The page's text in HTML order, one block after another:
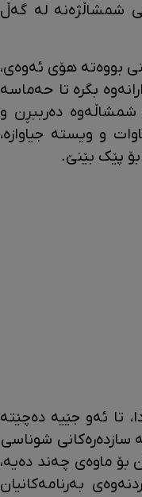
شمشاڵژەنە لە گەڵ
بووەتە هۆی ئەوەی،
بگرە تا حەماسە
شمشاڵەوە دەرببڕن و
و ویستە جیاوازە،
بۆ پێک بێنێ.
تا ئەو جێیە دەچێتە
شوناسی
بۆ ماوەی چەند دەیە،
بەرنامەکانیان